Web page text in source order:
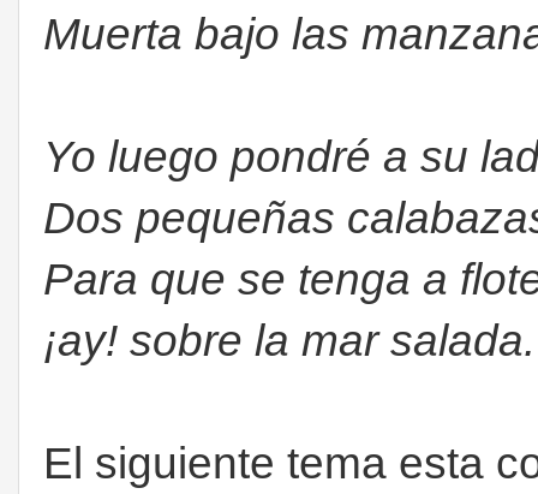
Muerta bajo las
Yo luego pondré a su
Dos pequeñas
Para que se tenga a
¡ay! sobre la mar salada.
El siguiente tema esta